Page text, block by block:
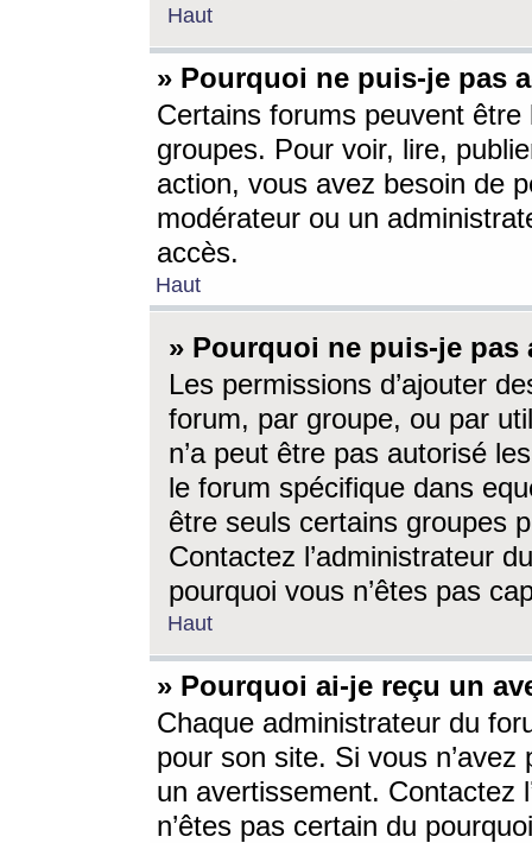
Haut
» Pourquoi ne puis-je pas
Certains forums peuvent être
groupes. Pour voir, lire,
action, vous avez besoin de
modérateur ou un
accès.
Haut
» Pourquoi ne puis-je
Les permissions d’ajouter
forum, par groupe, ou par
n’a peut être pas autorisé
le forum spécifique dans
être seuls certains groupes
Contactez l’administrateur
pourquoi vous n’êtes pas
Haut
» Pourquoi ai-je reçu un
Chaque administrateur du
pour son site. Si vous
un avertissement. Contactez
n’êtes pas certain du